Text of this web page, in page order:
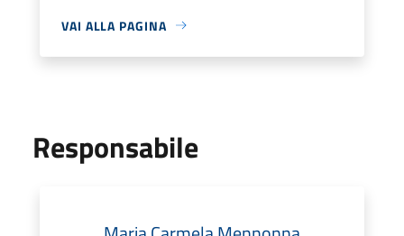
VAI ALLA PAGINA
Responsabile